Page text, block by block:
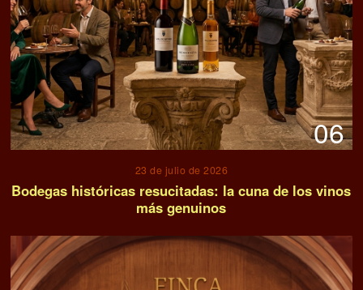
06
23 de julio de 2026
Bodegas históricas resucitadas: la cuna de los vinos
más genuinos